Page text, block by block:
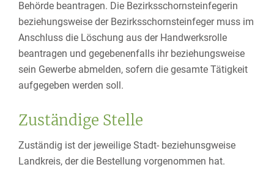
Behörde beantragen. Die Bezirksschornsteinfegerin
beziehungsweise der Bezirksschornsteinfeger muss im
Anschluss die Löschung aus der Handwerksrolle
beantragen und gegebenenfalls ihr beziehungsweise
sein Gewerbe abmelden, sofern die gesamte Tätigkeit
aufgegeben werden soll.
Zuständige Stelle
Zuständig ist der jeweilige Stadt- beziehunsgweise
Landkreis, der die Bestellung vorgenommen hat.